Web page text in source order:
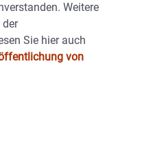
Weitere
der
Sie hier auch
von